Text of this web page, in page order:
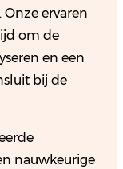
ervaren
om de
en een
bij de
nauwkeurige